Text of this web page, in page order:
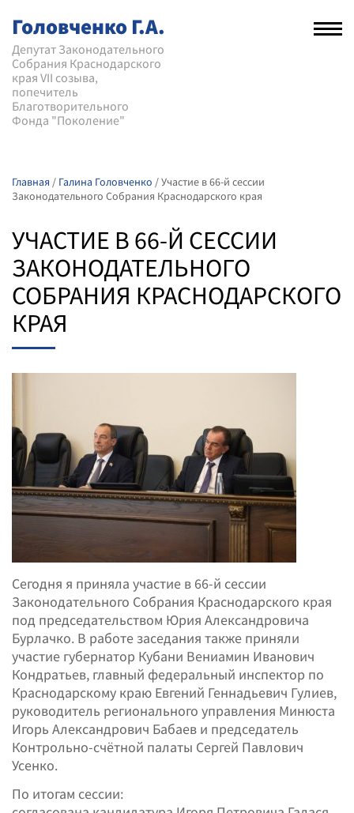
Головченко Г.А.
Депутат Законодательного
Собрания Краснодарского
края VII созыва,
попечитель
Благотворительного
Фонда "Поколение"
Главная / Галина Головченко /Участие в 66-й сессии
Законодательного Собрания Краснодарского края
УЧАСТИЕ В 66-Й СЕССИИ
ЗАКОНОДАТЕЛЬНОГО
СОБРАНИЯ КРАСНОДАРСКОГО
КРАЯ
Сегодня я приняла участие в 66-й сессии
Законодательного Собрания Краснодарского края
под председательством Юрия Александровича
Бурлачко. В работе заседания также приняли
участие губернатор Кубани Вениамин Иванович
Кондратьев, главный федеральный инспектор по
Краснодарскому краю Евгений Геннадьевич Гулиев,
руководитель регионального управления Минюста
Игорь Александрович Бабаев и председатель
Контрольно-счётной палаты Сергей Павлович
Усенко.
По итогам сессии: